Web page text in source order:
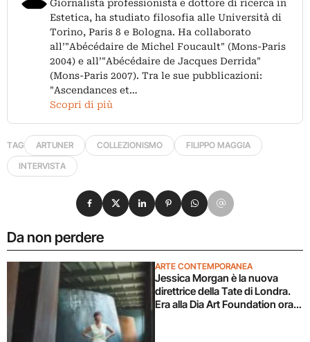
Giornalista professionista e dottore di ricerca in
Estetica, ha studiato filosofia alle Università di
Torino, Paris 8 e Bologna. Ha collaborato
all’"Abécédaire de Michel Foucault" (Mons-Paris
2004) e all’"Abécédaire de Jacques Derrida"
(Mons-Paris 2007). Tra le sue pubblicazioni:
"Ascendances et…
Scopri di più
TAG ARTUNER COLLEZIONISMO
FILIPPO MAGGIA
INTERVISTA
Da non perdere
ARTE CONTEMPORANEA
Jessica Morgan è la nuova
direttrice della Tate di Londra.
Era alla Dia Art Foundation ora
Condividi su Facebook
Condividi su X
Condividi su LinkedIn
Condividi su Pinterest
Condividi su WhatsApp
Condividi su Email